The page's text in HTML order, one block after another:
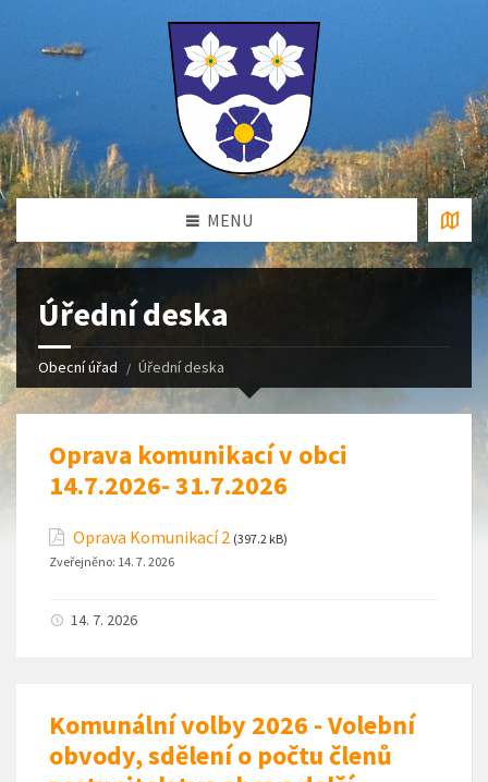
MENU
Úřední deska
Obecní úřad Úřední deska
Oprava komunikací v obci
14.7.2026- 31.7.2026
Oprava Komunikací 2 (397.2 kB)
Zveřejněno: 14. 7. 2026
14. 7. 2026
Komunální volby 2026 - Volební
obvody, sdělení o počtu členů